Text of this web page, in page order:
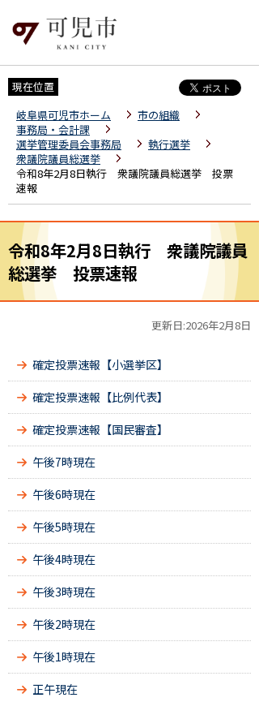
現在位置
岐阜県可児市ホーム
市の組織
事務局・会計課
選挙管理委員会事務局
執行選挙
衆議院議員総選挙
令和8年2月8日執行 衆議院議員総選挙 投票
速報
令和8年2月8日執行 衆議院議員
総選挙 投票速報
更新日:2026年2月8日
確定投票速報【小選挙区】
確定投票速報【比例代表】
確定投票速報【国民審査】
午後7時現在
午後6時現在
午後5時現在
午後4時現在
午後3時現在
午後2時現在
午後1時現在
正午現在